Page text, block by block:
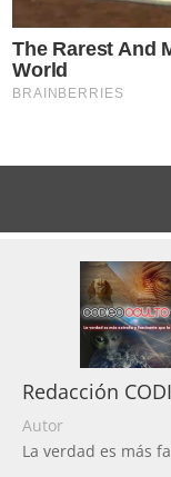
Redacción
Autor
La verdad es más